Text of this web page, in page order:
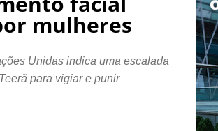
mulheres
Unidas indica uma escalada
para vigiar e punir